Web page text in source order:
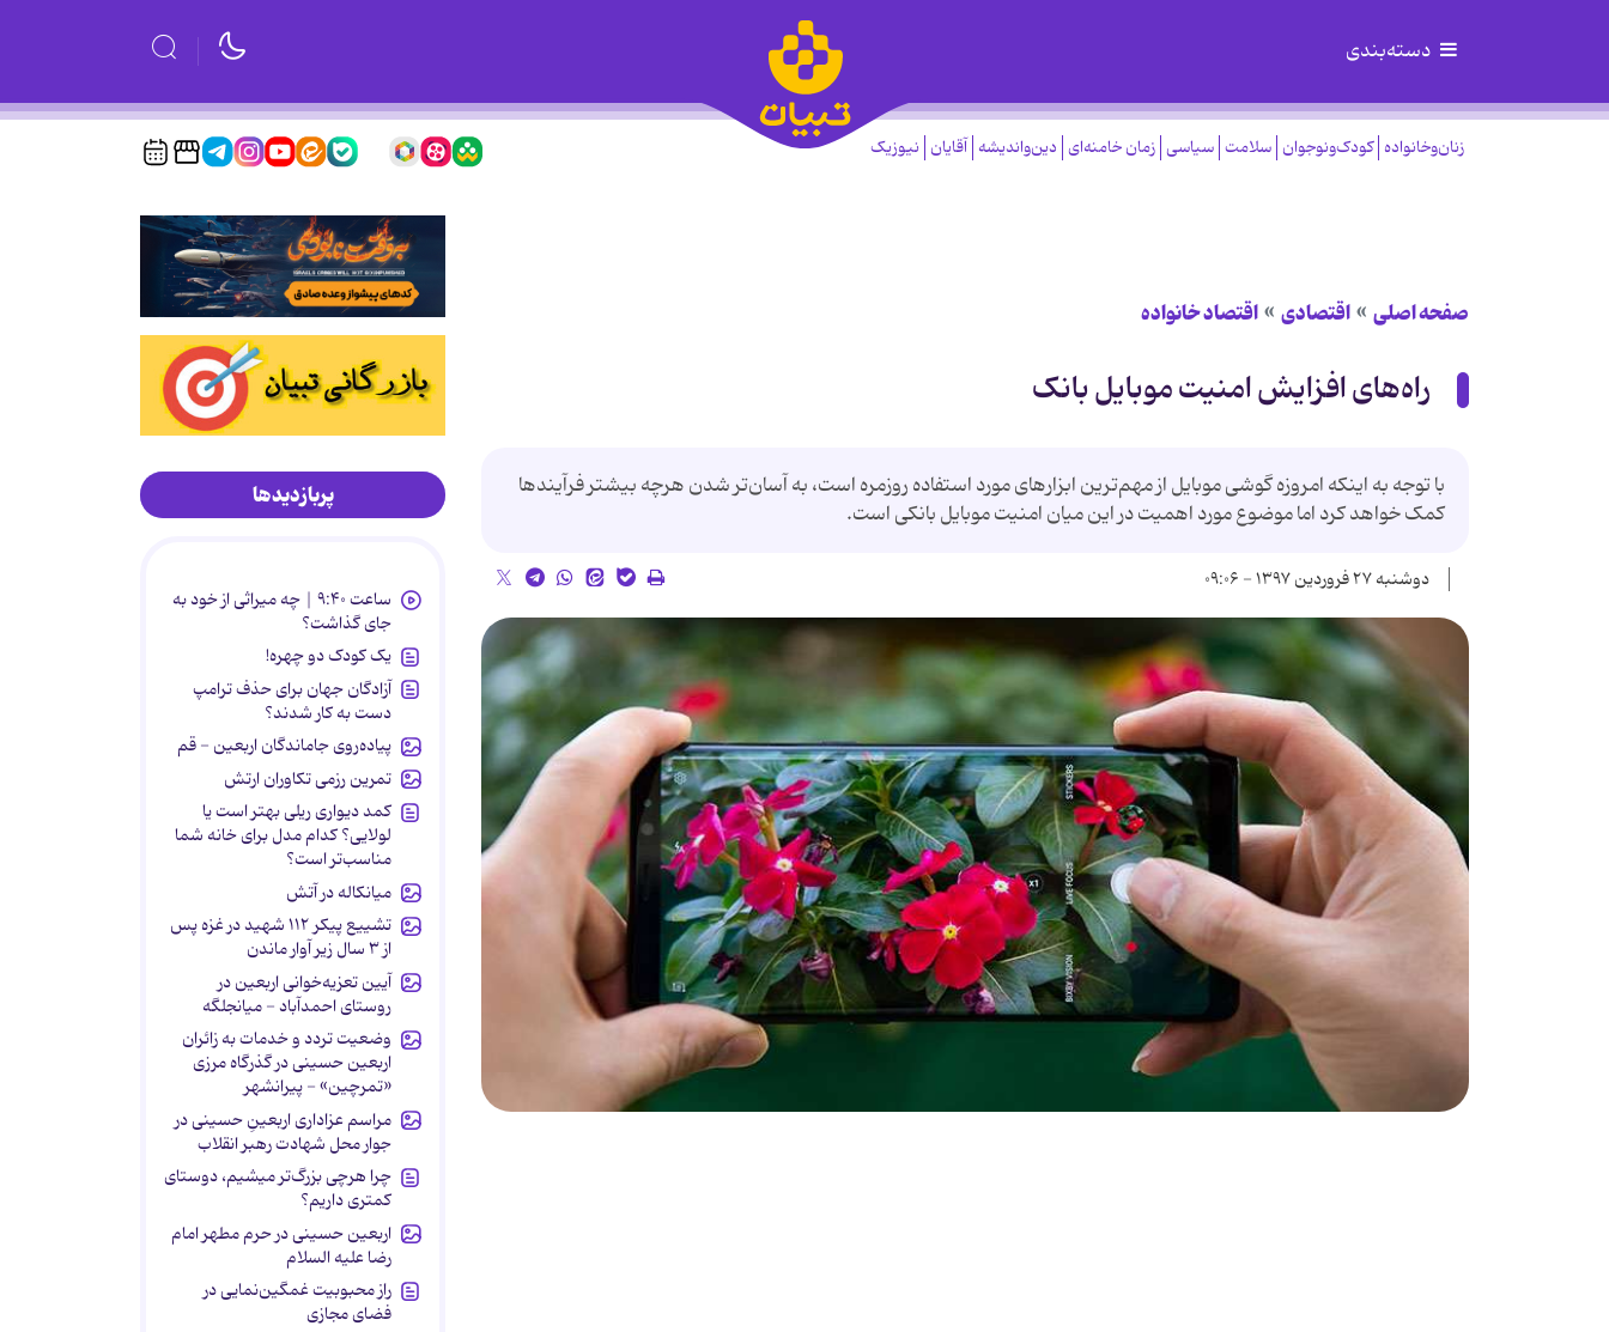
دسته‌بندی
زنان‌وخانواده کودک‌ونوجوان سلامت سیاسی زمان خامنه‌ای دین‌واندیشه آقایان نیوزیک
صفحه اصلی اقتصادی اقتصاد خانواده
راه‌های افزایش امنیت موبایل بانک
با توجه به اینکه امروزه گوشی موبایل از مهم‌ترین ابزارهای مورد استفاده روزمره است، به آسان‌تر شدن هرچه بیشتر فرآیندها
کمک خواهد کرد اما موضوع مورد اهمیت در این میان امنیت موبایل بانکی است.
دوشنبه ۲۷ فروردین ۱۳۹۷ - ۰۹:۰۶
پربازدیدها
ساعت ۹:۴۰ | چه میراثی از خود به
جای گذاشت؟
یک کودک دو چهره!
آزادگان جهان برای حذف ترامپ
دست به کار شدند؟
پیاده‌روی جاماندگان اربعین - قم
تمرین رزمی تکاوران ارتش
کمد دیواری ریلی بهتر است یا
لولایی؟ کدام مدل برای خانه شما
مناسب‌تر است؟
میانکاله در آتش
تشییع پیکر ۱۱۲ شهید در غزه پس
از ۳ سال زیر آوار ماندن
آیین تعزیه‌خوانی اربعین در
روستای احمدآباد - میانجلگه
وضعیت تردد و خدمات به زائران
اربعین حسینی در گذرگاه مرزی
«تمرچین» - پیرانشهر
مراسم عزاداری اربعینِ حسینی در
جوار محل شهادت رهبر انقلاب
چرا هرچی بزرگ‌تر میشیم، دوستای
کمتری داریم؟
اربعین حسینی در حرم مطهر امام
رضا علیه السلام
راز محبوبیت غمگین‌نمایی در
فضای مجازی